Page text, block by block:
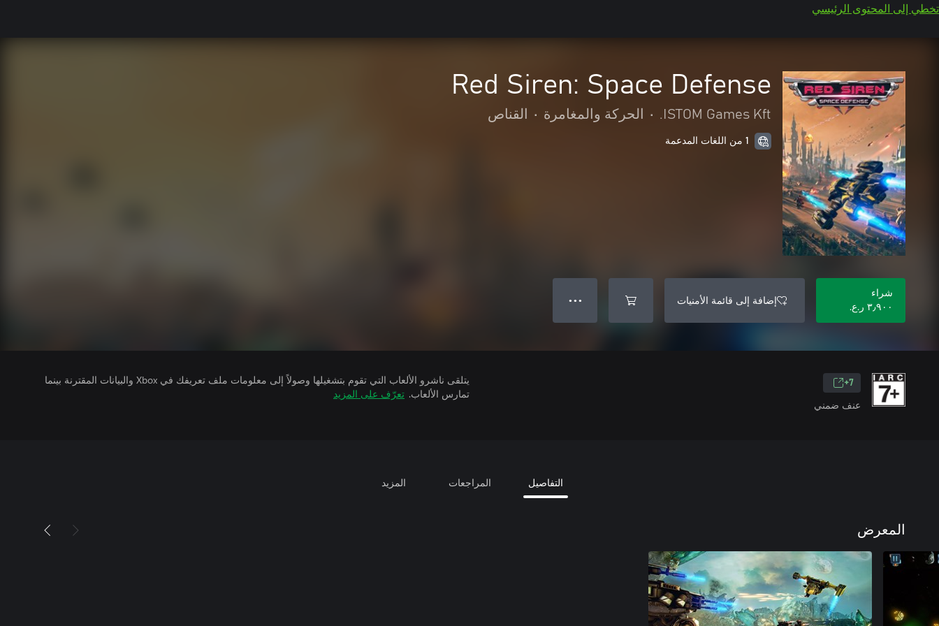
تخطي إلى المحتوى الرئيسي
Red Siren: Space Defense
ISTOM Games Kft.
• الحركة والمغامرة • القناص
1 من اللغات المدعمة
شراء
٣٫٩٠٠ ر.ع.‏
إضافة إلى قائمة الأمنيات ● ● ●
7+
عنف ضمني
يتلقى ناشرو الألعاب التي تقوم بتشغيلها وصولاً إلى معلومات ملف تعريفك في Xbox والبيانات المقترنة بينما
تمارس الألعاب. تعرّف على المزيد
التفاصيل المراجعات المزيد
المعرض